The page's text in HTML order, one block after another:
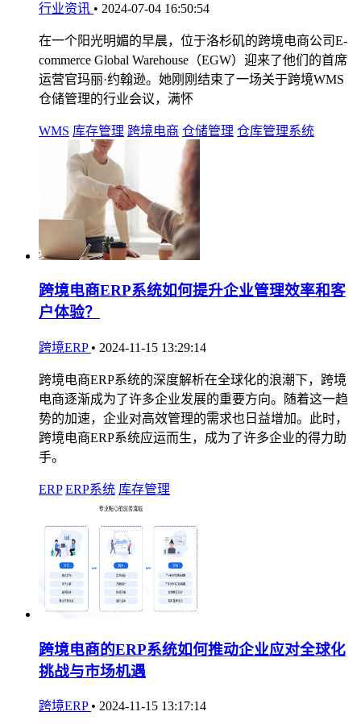
行业资讯 • 2024-07-04 16:50:54
在一个阳光明媚的早晨，位于洛杉矶的跨境电商公司E-
commerce Global Warehouse（EGW）迎来了他们的首席
运营官玛丽·约翰逊。她刚刚结束了一场关于跨境WMS
仓储管理的行业会议，满怀
WMS 库存管理 跨境电商 仓储管理 仓库管理系统
跨境电商ERP系统如何提升企业管理效率和客
户体验？
跨境ERP • 2024-11-15 13:29:14
跨境电商ERP系统的深度解析在全球化的浪潮下，跨境
电商逐渐成为了许多企业发展的重要方向。随着这一趋
势的加速，企业对高效管理的需求也日益增加。此时，
跨境电商ERP系统应运而生，成为了许多企业的得力助
手。
ERP ERP系统 库存管理
跨境电商的ERP系统如何推动企业应对全球化
挑战与市场机遇
跨境ERP • 2024-11-15 13:17:14